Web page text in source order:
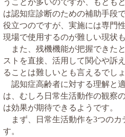
は認知症診断のための補助手段
役立つのですが、実施には専門
現場で使用するのが難しい現状も
また、残機機能が把握できた
ストを直接、活用して関心や訴
ることは難しいとも言えるでしょ
認知症高齢者に対する理解と
は、むしろ日常生活動作の観察
は効果が期待できるようです。
まず、日常生活動作を3つのカ
す。